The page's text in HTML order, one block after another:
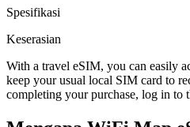
Spesifikasi
Keserasian
With a travel eSIM, you can easily
keep your usual local SIM card to
completing your purchase, log in to